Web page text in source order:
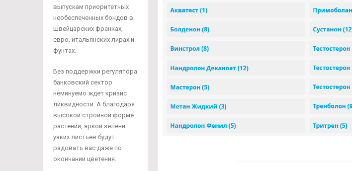
выпускам приоритетных
необеспеченных бондов в
швейцарских франках,
евро, итальянских лирах и
фунтах.
Без поддержки регулятора
банковский сектор
неминуемо ждет кризис
ликвидности. А благодаря
высокой стройной форме
растений, яркой зелени
узких листьев будут
радовать вас даже по
окончании цветения.